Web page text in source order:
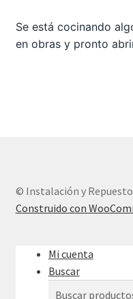
Sample Page
Se está cocinando
en obras y pronto
© Instalación y
Construido con
Mi cuenta
Buscar